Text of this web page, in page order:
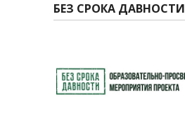
БЕЗ СРОКА ДАВНОСТИ